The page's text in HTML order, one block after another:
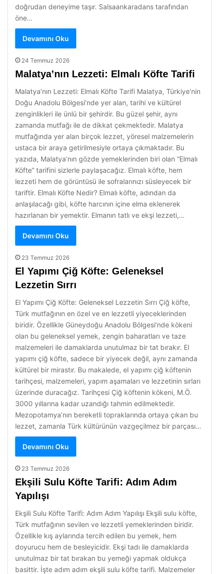
doğrudan deneyime taşır. Salsaankaradans tarafından
öne…
Devamını Oku
24 Temmuz 2026
Malatya’nın Lezzeti: Elmalı Köfte Tarifi
Malatya’nın Lezzeti: Elmalı Köfte Tarifi Malatya, Türkiye’nin
Doğu Anadolu Bölgesi’nde yer alan, tarihi ve kültürel
zenginlikleri ile ünlü bir şehirdir. Bu güzel şehir, aynı
zamanda mutfağı ile de dikkat çekmektedir. Malatya
mutfağında yer alan birçok lezzet, yöresel malzemelerin
ustaca bir araya getirilmesiyle ortaya çıkmaktadır. Bu
yazıda, Malatya’nın gözde yemeklerinden biri olan “Elmalı
Köfte” tarifini sizlerle paylaşacağız. Elmalı köfte, hem
lezzeti hem de görüntüsü ile sofralarınızı süsleyecek bir
tariftir. Elmalı Köfte Nedir? Elmalı köfte, adından da
anlaşılacağı gibi, köfte harcının içine elma eklenerek
hazırlanan bir yemektir. Elmanın tatlı ve ekşi lezzeti,…
Devamını Oku
23 Temmuz 2026
El Yapımı Çiğ Köfte: Geleneksel
Lezzetin Sırrı
El Yapımı Çiğ Köfte: Geleneksel Lezzetin Sırrı Çiğ köfte,
Türk mutfağının en özel ve en lezzetli yiyeceklerinden
biridir. Özellikle Güneydoğu Anadolu Bölgesi’nde kökeni
olan bu geleneksel yemek, zengin baharatları ve taze
malzemeleri ile damaklarda unutulmaz bir tat bırakır. El
yapımı çiğ köfte, sadece bir yiyecek değil, aynı zamanda
kültürel bir mirastır. Bu makalede, el yapımı çiğ köftenin
tarihçesi, malzemeleri, yapım aşamaları ve lezzetinin sırları
üzerinde duracağız. Tarihçesi Çiğ köftenin kökeni, M.Ö.
3000 yıllarına kadar uzandığı tahmin edilmektedir.
Mezopotamya’nın bereketli topraklarında ortaya çıkan bu
lezzet, zamanla Türk kültürünün vazgeçilmez bir parçası…
Devamını Oku
23 Temmuz 2026
Ekşili Sulu Köfte Tarifi: Adım Adım
Yapılışı
Ekşili Sulu Köfte Tarifi: Adım Adım Yapılışı Ekşili sulu köfte,
Türk mutfağının sevilen ve lezzetli yemeklerinden biridir.
Özellikle kış aylarında tercih edilen bu yemek, hem
doyurucu hem de besleyicidir. Ekşi tadı ile damaklarda
unutulmaz bir tat bırakan bu yemeği yapmak oldukça
basittir. İşte adım adım ekşili sulu köfte tarifi. Malzemeler